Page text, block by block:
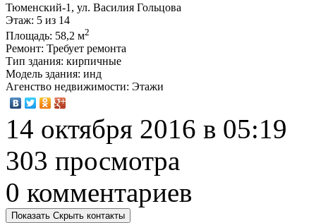
Тюменский-1, ул. Василия Гольцова
Этаж: 5 из 14
Площадь: 58,2 м2
Ремонт: Требует ремонта
Тип здания: кирпичные
Модель здания: инд
Агенство недвижимости: Этажи
14 октября 2016 в 05:19
303 просмотра
0 комментариев
Показать Скрыть контакты